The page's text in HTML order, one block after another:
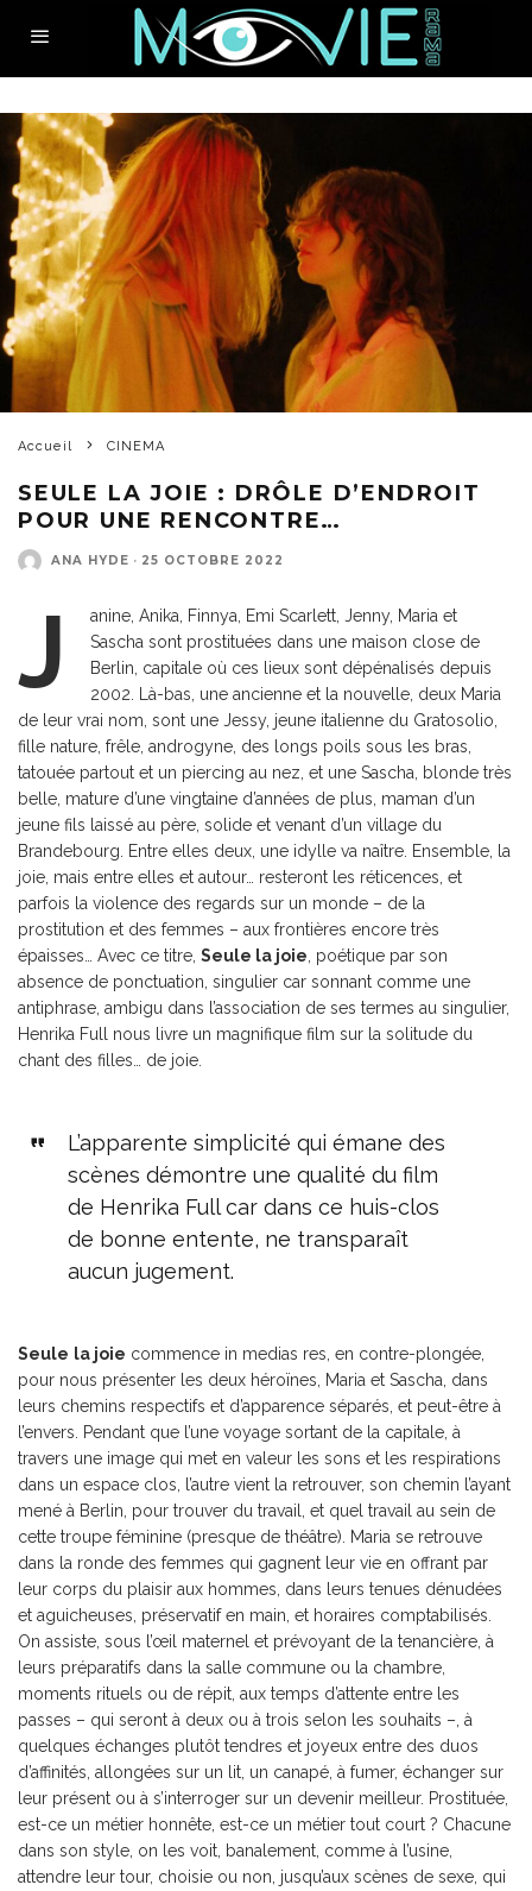
Accueil CINEMA
SEULE LA JOIE : DRÔLE D’ENDROIT
POUR UNE RENCONTRE…
ANA HYDE · 25 OCTOBRE 2022
J
anine, Anika, Finnya, Emi Scarlett, Jenny, Maria et
Sascha sont prostituées dans une maison close de
Berlin, capitale où ces lieux sont dépénalisés depuis
2002. Là-bas, une ancienne et la nouvelle, deux Maria
de leur vrai nom, sont une Jessy, jeune italienne du Gratosolio,
fille nature, frêle, androgyne, des longs poils sous les bras,
tatouée partout et un piercing au nez, et une Sascha, blonde très
belle, mature d’une vingtaine d’années de plus, maman d’un
jeune fils laissé au père, solide et venant d’un village du
Brandebourg. Entre elles deux, une idylle va naître. Ensemble, la
joie, mais entre elles et autour… resteront les réticences, et
parfois la violence des regards sur un monde – de la
prostitution et des femmes – aux frontières encore très
épaisses… Avec ce titre, Seule la joie , poétique par son
absence de ponctuation, singulier car sonnant comme une
antiphrase, ambigu dans l’association de ses termes au singulier,
Henrika Full nous livre un magnifique film sur la solitude du
chant des filles… de joie.
L’apparente simplicité qui émane des
scènes démontre une qualité du film
de Henrika Full car dans ce huis-clos
de bonne entente, ne transparaît
aucun jugement.
Seule la joie commence in medias res, en contre-plongée,
pour nous présenter les deux héroïnes, Maria et Sascha, dans
leurs chemins respectifs et d’apparence séparés, et peut-être à
l’envers. Pendant que l’une voyage sortant de la capitale, à
travers une image qui met en valeur les sons et les respirations
dans un espace clos, l’autre vient la retrouver, son chemin l’ayant
mené à Berlin, pour trouver du travail, et quel travail au sein de
cette troupe féminine (presque de théâtre). Maria se retrouve
dans la ronde des femmes qui gagnent leur vie en offrant par
leur corps du plaisir aux hommes, dans leurs tenues dénudées
et aguicheuses, préservatif en main, et horaires comptabilisés.
On assiste, sous l’œil maternel et prévoyant de la tenancière, à
leurs préparatifs dans la salle commune ou la chambre,
moments rituels ou de répit, aux temps d’attente entre les
passes – qui seront à deux ou à trois selon les souhaits –, à
quelques échanges plutôt tendres et joyeux entre des duos
d’affinités, allongées sur un lit, un canapé, à fumer, échanger sur
leur présent ou à s’interroger sur un devenir meilleur. Prostituée,
est-ce un métier honnête, est-ce un métier tout court ? Chacune
dans son style, on les voit, banalement, comme à l’usine,
attendre leur tour, choisie ou non, jusqu’aux scènes de sexe, qui